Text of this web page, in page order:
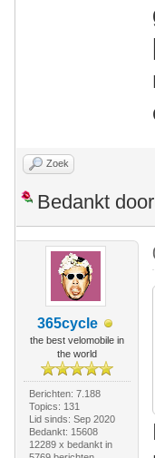
Zoek
Bedankt
365cycle
the best velomobile in
the world
Berichten: 7.188
Topics: 131
Lid sinds: Sep 2020
Bedankt: 15608
12289 x bedankt in